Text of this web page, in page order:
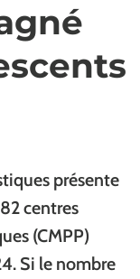
présente
centres
(CMPP)
Si le nombre